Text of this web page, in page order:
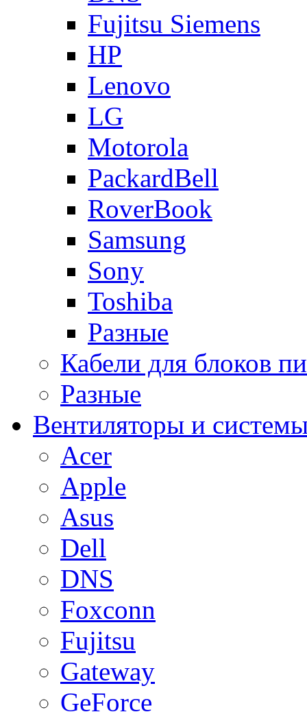
Fujitsu Siemens
HP
Lenovo
LG
Motorola
PackardBell
RoverBook
Samsung
Sony
Toshiba
Разные
Кабели для блоков
Разные
Вентиляторы и
Acer
Apple
Asus
Dell
DNS
Foxconn
Fujitsu
Gateway
GeForce